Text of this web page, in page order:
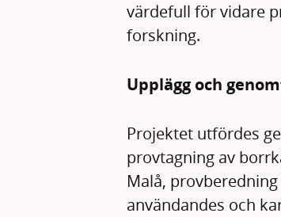
värdefull för vidare
forskning.
Upplägg och
Projektet utfördes
provtagning av
Malå,
användandes och